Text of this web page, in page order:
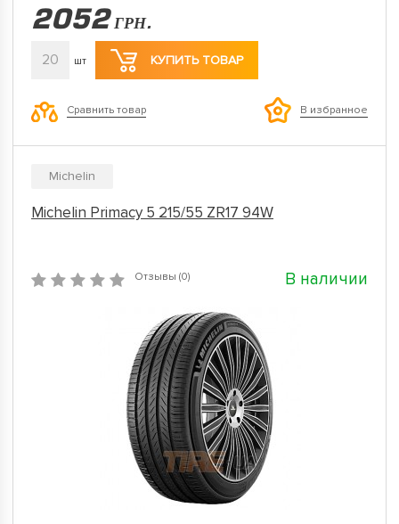
2052 ГРН.
20 шт КУПИТЬ ТОВАР
Сравнить товар В избранное
Michelin
Michelin Primacy 5 215/55 ZR17 94W
Отзывы (0) В наличии